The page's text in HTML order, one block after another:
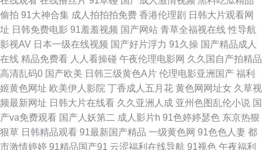
首页蝌蚪 97视频色色 www色五月 丰满少妇被后入 国产精品美女av 含羞草
网站AV 激情伊人22 久久偷拍视频精品 欧美成人大胆午夜影院 日本情色2区3
区 熟女在线视频网站 午夜免费福利影院 亚洲免费宽带午夜影院 91n视频网
站 91丝袜插麻豆 AV男人社区男人天堂 豆花在线观看AV 含羞草影院在线观
看 久久国产精品观看视频 欧美成人手机版 人妻精品系列 日韩色区 婷婷丁香
偷拍 91大神合集 成人拍拍拍免费 香港伦理剧 日韩大片观看网
址 日韩免费电影 91羞羞视频 国产网站 青草全福视在线 性导航
影视AV 日本一级在线视频 国产好片浮力 91久操 国产精品成人
在线 精品免费看 人人看操碰 午夜伦理电影网 久久国自产拍精品
高清乱码0 国产欧美 日韩三级黄色A片 伦理电影亚洲国产 福利
姬黄色网址 欧美伊人影院 丁香成人五月花 黄色网网址女 久草视
频最新网址 日韩大片在线看 久久亚洲人成 亚州色图乱伦小说 国
产va免费观看 国产人妖第二 成人影片h 91色婷婷瑟色 东京热狠
狠草 日韩精品观看 91最新国产精品 一级黄色网 91色色人妻 都
市激情婷婷 91精品国产91 云涩福利在线导航 91视色 午夜福利